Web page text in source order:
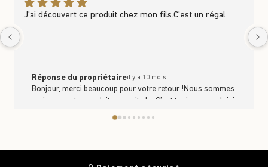
J'ai découvert ce produit chez mon fils.C'est un régal
Réponse du propriétaireil y a 10 mois
Bonjour, merci beaucoup pour votre retour !Nous sommes
ravis que notre produit vous ait plu. C’est toujours un plaisir